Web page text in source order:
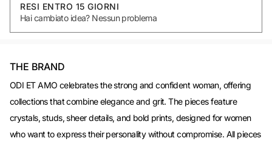
RESI ENTRO 15 GIORNI
Hai cambiato idea? Nessun problema
THE BRAND
ODI ET AMO celebrates the strong and confident woman, offering
collections that combine elegance and grit. The pieces feature
crystals, studs, sheer details, and bold prints, designed for women
who want to express their personality without compromise. All pieces